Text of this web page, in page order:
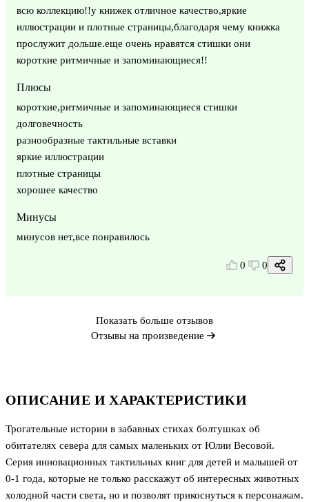
ОПИСАНИЕ И ХАРАКТЕРИСТИКИ
Трогательные истории в забавных стихах болтушках об
обитателях севера для самых маленьких от Юлии Весовой.
Серия инновационных тактильных книг для детей и малышей от
0-1 года, которые не только расскажут об интересных животных
холодной части света, но и позволят прикоснуться к персонажам.
всю коллекцию!!у книжек отличное качество,яркие
иллюстрации и плотные страницы,благодаря чему книжка
прослужит дольше.еще очень нравятся стишки они
короткие ритмичные и запоминающиеся!!
Плюсы
короткие,ритмичные и запоминающиеся стишки
долговечность
разнообразные тактильные вставки
яркие иллюстрации
плотные страницы
хорошее качество
Минусы
минусов нет,все понравилось
0 0
Показать больше отзывов
Отзывы на произведение